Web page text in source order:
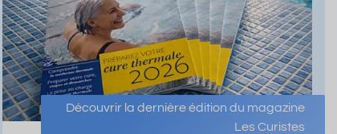
Découvrir la dernière édition du magazine
Les Curistes